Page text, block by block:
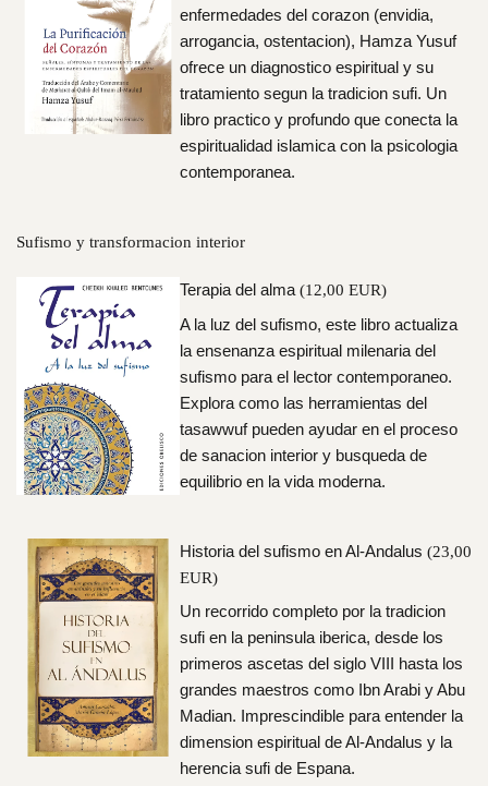
enfermedades del corazon (envidia,
arrogancia, ostentacion), Hamza Yusuf
ofrece un diagnostico espiritual y su
tratamiento segun la tradicion sufi. Un
libro practico y profundo que conecta la
espiritualidad islamica con la psicologia
contemporanea.
Sufismo y transformacion interior
Terapia del alma (12,00 EUR)
A la luz del sufismo, este libro actualiza
la ensenanza espiritual milenaria del
sufismo para el lector contemporaneo.
Explora como las herramientas del
tasawwuf pueden ayudar en el proceso
de sanacion interior y busqueda de
equilibrio en la vida moderna.
Historia del sufismo en Al-Andalus (23,00
EUR)
Un recorrido completo por la tradicion
sufi en la peninsula iberica, desde los
primeros ascetas del siglo VIII hasta los
grandes maestros como Ibn Arabi y Abu
Madian. Imprescindible para entender la
dimension espiritual de Al-Andalus y la
herencia sufi de Espana.